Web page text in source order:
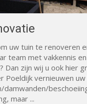
uw tuin te renoveren
team met vakkennis
Dan zijn wij u ook hier
Poeldijk vernieuwen
damwanden/
maar ...